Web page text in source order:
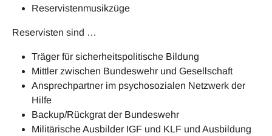
Reservistenmusikzüge
Reservisten sind …
Träger für sicherheitspolitische Bildung
Mittler zwischen Bundeswehr und Gesellschaft
Ansprechpartner im psychosozialen Netzwerk der
Hilfe
Backup/Rückgrat der Bundeswehr
Militärische Ausbilder IGF und KLF und Ausbildung